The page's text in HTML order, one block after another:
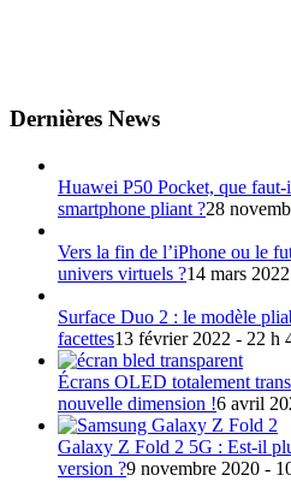
Dernières News
Huawei P50 Pocket, que
smartphone pliant ?28
Vers la fin de l’iPhone ou le
univers virtuels ?14 mars
Surface Duo 2 : le modèle
facettes13 février 2022 - 22 h
Écrans OLED totalement
nouvelle dimension !6 avril
Galaxy Z Fold 2 5G : Est-il
version ?9 novembre 2020 -